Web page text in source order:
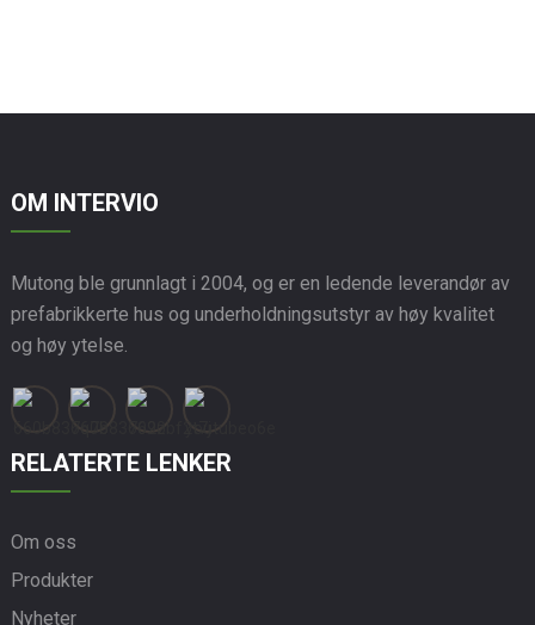
OM INTERVIO
Mutong ble grunnlagt i 2004, og er en ledende leverandør av
prefabrikkerte hus og underholdningsutstyr av høy kvalitet
og høy ytelse.
RELATERTE LENKER
Om oss
Produkter
Nyheter